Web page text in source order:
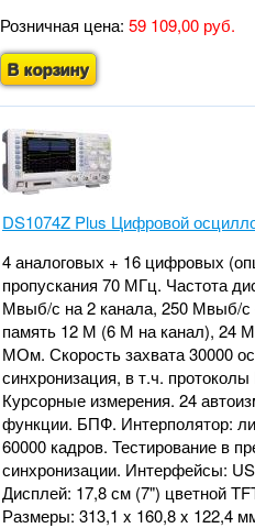
Розничная цена: 59 109,00 руб.
В корзину
DS1074Z Plus Цифровой
4 аналоговых + 16 цифровых
пропускания 70 МГц. Частота
Мвыб/с на 2 канала, 250 Мвыб/с
память 12 М (6 М на канал), 24
МОм. Скорость захвата 30000
синхронизация, в т.ч.
Курсорные измерения. 24
функции. БПФ. Интерполятор:
60000 кадров. Тестирование в
синхронизации. Интерфейсы:
Дисплей: 17,8 см (7") цветной
Размеры: 313,1 x 160,8 x 122,4